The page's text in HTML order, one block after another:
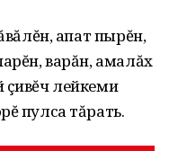
апат пырĕн,
варăн, амалăх
çивĕч лейкеми
пулса тăрать.